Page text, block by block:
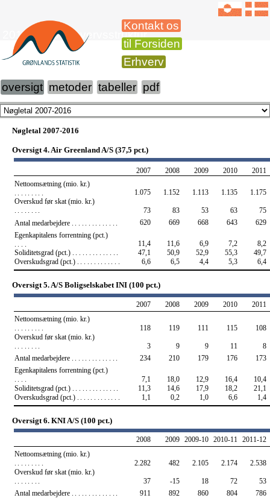
Kontakt os
til Forsiden
Erhverv
2012-2016 Erhvervsstruktur
oversigt metoder tabeller pdf